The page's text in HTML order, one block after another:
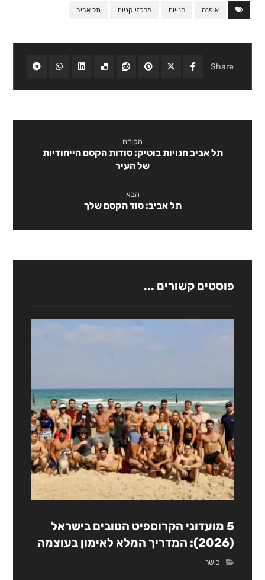
אופנה חנויות מרכזי קניות תל אביב
הקודם
תל אביב חנויות בוטיק: סודות הקסם הייחודיות
של העיר
הבא
תל אביב: סוד הקסם שלך
פוסטים קשורים ...
5 מועדוני הקרוספיט הטובים בישראל
(2026): המדריך המלא לאימון בעוצמה
כושר